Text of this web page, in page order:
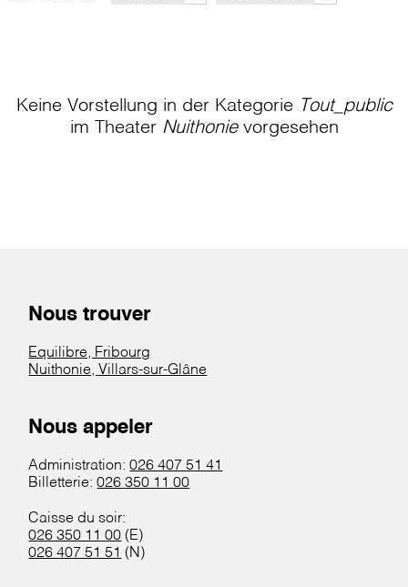
Keine Vorstellung in der Kategorie Tout_public
im Theater Nuithonievorgesehen
Nous trouver
Equilibre, Fribourg
Nuithonie, Villars-sur-Glâne
Nous appeler
Administration:026 407 51 41
Billetterie:026 350 11 00
Caisse du soir:
026 350 11 00 (E)
026 407 51 51 (N)